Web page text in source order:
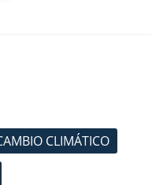
CLIMÁTICO